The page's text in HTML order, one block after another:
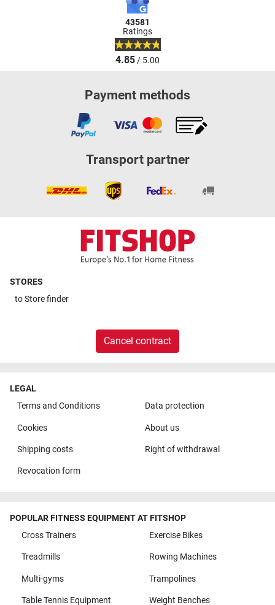
43581
Ratings
4.85/ 5.00
Payment methods
Transport partner
STORES
toStore finder
Cancel contract
LEGAL
Terms and Conditions
Data protection
Cookies About us
Shipping costs Right of withdrawal
Revocation form
POPULAR FITNESS EQUIPMENT AT FITSHOP
Cross Trainers
Exercise Bikes
Treadmills Rowing Machines
Multi-gyms Trampolines
Table Tennis Equipment Weight Benches